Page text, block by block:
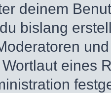
deinem
bislang
eines